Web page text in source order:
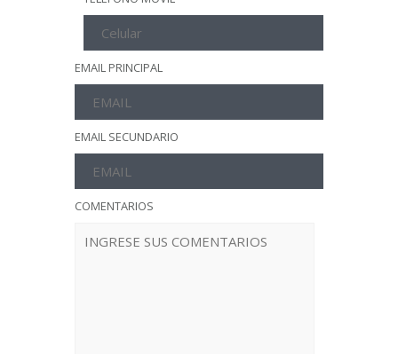
EMAIL PRINCIPAL
EMAIL SECUNDARIO
COMENTARIOS